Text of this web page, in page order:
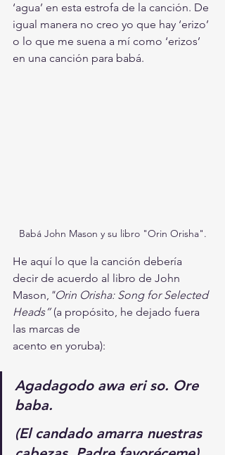
‘agua’ en esta estrofa de la canción. De
igual manera no creo yo que hay ‘erizo’
o lo que me suena a mí como ‘erizos’
en una canción para babá.
Babá John Mason y su libro "Orin Orisha".
He aquí lo que la canción debería
decir de acuerdo al libro de John
Mason, "Orin Orisha: Song for Selected
Heads” (a propósito, he dejado fuera
las marcas de
acento en yoruba):
Agadagodo awa eri so. Ore
baba.
(El candado amarra nuestras